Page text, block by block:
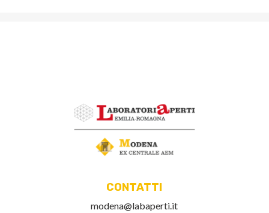
CONTATTI
modena@labaperti.it